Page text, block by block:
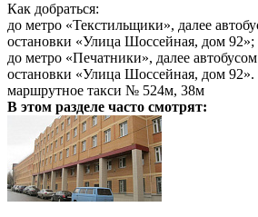
Как добраться:
до метро «Текстильщики», далее
остановки «Улица Шоссейная, дом 92»;
до метро «Печатники», далее
остановки «Улица Шоссейная, дом 92».
маршрутное такси № 524м, 38м
В этом разделе часто смотрят: